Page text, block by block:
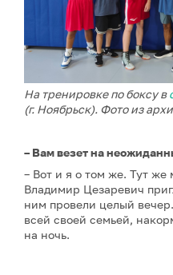
На тренировке по боксу в
(г. Ноябрьск). Фото из
– Вам везет на
– Вот и я о том же. Тут же
Владимир Цезаревич
ним провели целый
всей своей семьей,
на ночь.